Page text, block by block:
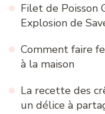
Filet de Poisson
Explosion de
Comment faire
à la maison
La recette des
un délice à